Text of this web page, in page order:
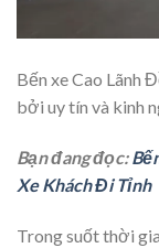
Bến xe Cao Lãnh
bởi uy tín và kinh
Bạn đang đọc:
Xe Khách Đi Tỉnh
Trong suốt thời